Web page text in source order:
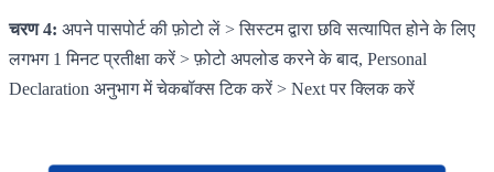
चरण 4: अपने पासपोर्ट की फ़ोटो लें > सिस्टम द्वारा छवि सत्यापित होने के लिए
लगभग 1 मिनट प्रतीक्षा करें > फ़ोटो अपलोड करने के बाद, Personal
Declaration अनुभाग में चेकबॉक्स टिक करें > Next पर क्लिक करें